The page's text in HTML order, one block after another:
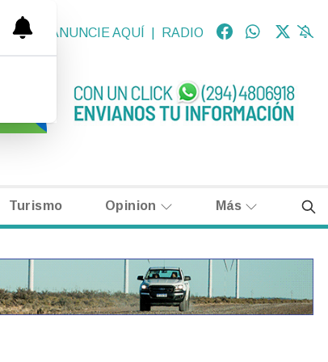
ANUNCIE AQUÍ RADIO
Turismo Opinion Más